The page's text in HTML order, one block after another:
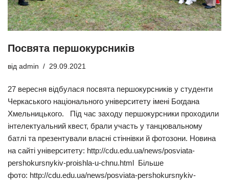
Посвята першокурсників
від admin 29.09.2021
27 вересня відбулася посвята першокурсників у студенти
Черкаського національного університету імені Богдана
Хмельницького. Під час заходу першокурсники проходили
інтелектуальний квест, брали участь у танцювальному
батлі та презентували власні стіннівки й фотозони. Новина
на сайті університету: http://cdu.edu.ua/news/posviata-
pershokursnykiv-proishla-u-chnu.html Більше
фото: http://cdu.edu.ua/news/posviata-pershokursnykiv-